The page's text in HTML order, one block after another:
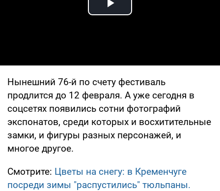
Play Video
Нынешний 76-й по счету фестиваль
продлится до 12 февраля. А уже сегодня в
соцсетях появились сотни фотографий
экспонатов, среди которых и восхитительные
замки, и фигуры разных персонажей, и
многое другое.
Смотрите: Цветы на снегу: в Кременчуге
посреди зимы "распустились" тюльпаны.